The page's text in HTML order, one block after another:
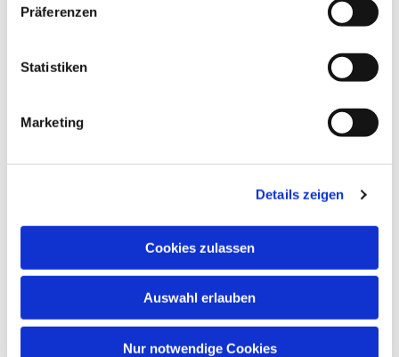
Präferenzen
Statistiken
Marketing
Details zeigen
Cookies zulassen
Auswahl erlauben
Nur notwendige Cookies